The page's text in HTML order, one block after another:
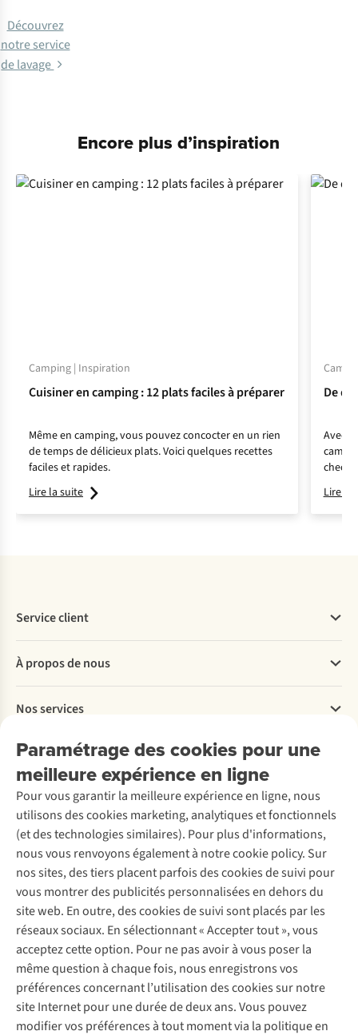
Découvrez
notre service
de lavage
Encore plus d’inspiration
Camping | Inspiration
Cuisiner en camping : 12 plats faciles à préparer
Même en camping, vous pouvez concocter en un rien
de temps de délicieux plats. Voici quelques recettes
faciles et rapides.
Lire la suite
De
Avec
check-
Lire la
Paramétrage des cookies pour une
meilleure expérience en ligne
Pour vous garantir la meilleure expérience en ligne, nous
utilisons des cookies marketing, analytiques et fonctionnels
(et des technologies similaires). Pour plus d'informations,
nous vous renvoyons également à notre cookie policy. Sur
nos sites, des tiers placent parfois des cookies de suivi pour
vous montrer des publicités personnalisées en dehors du
site web. En outre, des cookies de suivi sont placés par les
réseaux sociaux. En sélectionnant « Accepter tout », vous
acceptez cette option. Pour ne pas avoir à vous poser la
même question à chaque fois, nous enregistrons vos
préférences concernant l’utilisation des cookies sur notre
site Internet pour une durée de deux ans. Vous pouvez
modifier vos préférences à tout moment via la politique en
Service client
Commander
Payer
Livraison
Rétractation d'une commande
Entretien & réparations
Garantie
Contactez-nous
À propos de nous
Explore More
À propos d’Ayacucho
Nos magasins
À propos d’A.S.Adventure
Déclaration d'accessibilité
Nos services
Location / Location sports d’hiver
Entretien de ski
Service de lavage
Entretien de chaussures
Réparation de chaussures
Réparation de vêtements
Retouches
Pour les entreprises
Découvrez
A.S.Magazine
Explore Camp
Gear Check
Expertise & conseils
Abonnez-vous à la newsletter
Suivez-nous
Mentions légales
Politique de confidentialité